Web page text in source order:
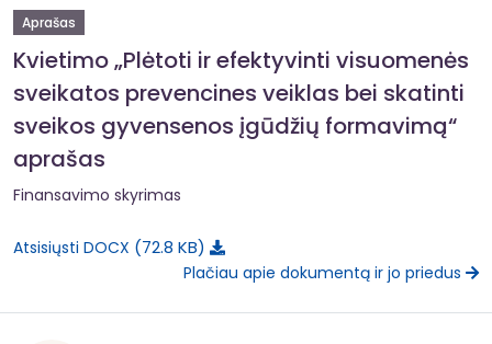
Aprašas
Kvietimo „Plėtoti ir efektyvinti visuomenės
sveikatos prevencines veiklas bei skatinti
sveikos gyvensenos įgūdžių formavimą“
aprašas
Finansavimo skyrimas
Atsisiųsti DOCX 72.8 KB
Plačiau apie dokumentą ir jo priedus